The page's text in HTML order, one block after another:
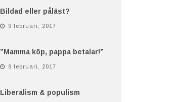
Bildad eller påläst?
9 februari, 2017
”Mamma köp, pappa betalar!”
9 februari, 2017
Liberalism & populism